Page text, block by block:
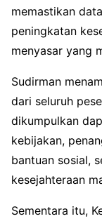
memastikan
peningkatan
menyasar yang
Sudirman
dari seluruh
dikumpulkan
kebijakan,
bantuan sosial,
kesejahteraan
Sementara itu,